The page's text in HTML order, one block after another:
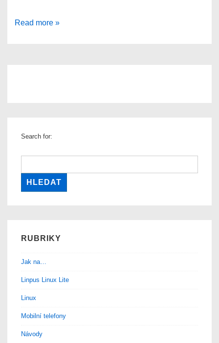
Jak
Read more »
Search for:
RUBRIKY
Jak na…
Linpus Linux Lite
Linux
Mobilní telefony
Návody